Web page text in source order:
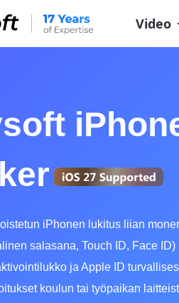
Video
iPhonen lukitus liian
salasana, Touch ID, Face ID)
ja Apple ID
koulun tai työpaikan